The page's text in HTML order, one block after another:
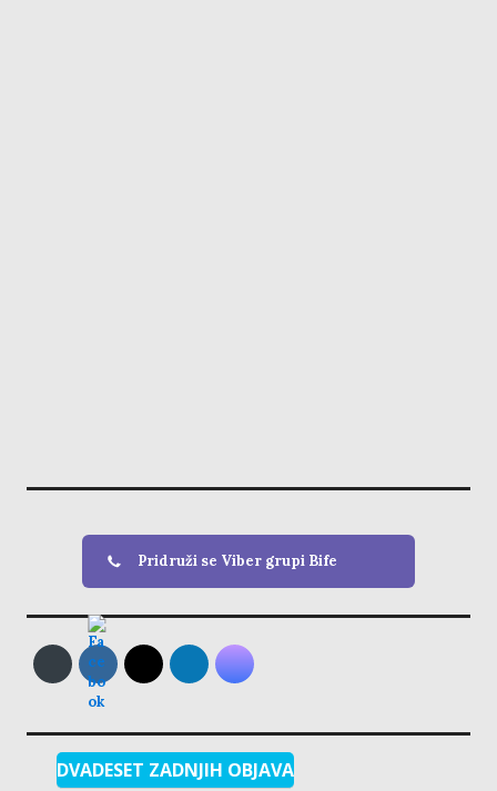
Pridruži se Viber grupi Bife
DVADESET ZADNJIH OBJAVA